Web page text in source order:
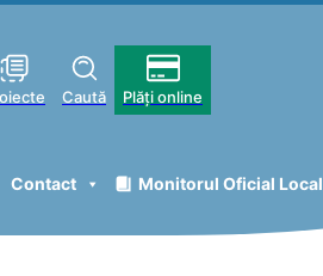
Caută Plăți online
Contact Monitorul Oficial Local